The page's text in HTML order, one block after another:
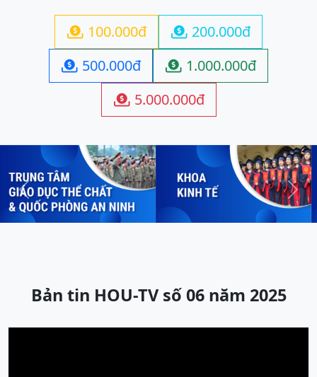
 100.000đ  200.000đ
 500.000đ  1.000.000đ
 5.000.000đ
Previous Next
Bản tin HOU-TV số 06 năm 2025